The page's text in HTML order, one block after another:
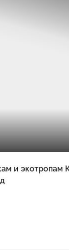
и экотропам